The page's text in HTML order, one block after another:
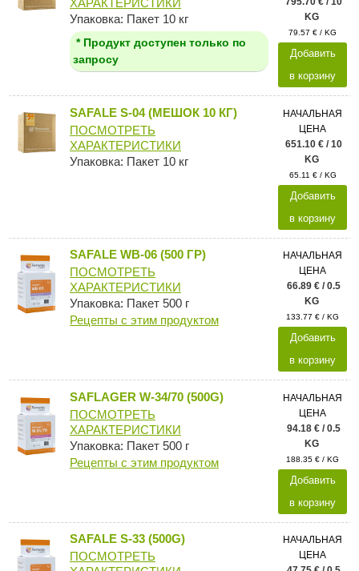
ХАРАКТЕРИСТИКИ
Упаковка: Пакет 10 кг
* Продукт доступен только по
запросу
KG
79.57 € / KG
Добавить
в корзину
SAFALE S-04 (МЕШОК 10 КГ)
ПОСМОТРЕТЬ
ХАРАКТЕРИСТИКИ
Упаковка: Пакет 10 кг
НАЧАЛЬНАЯ
ЦЕНА
651.10 € / 10
KG
65.11 € / KG
Добавить
в корзину
SAFALE WB-06 (500 ГР)
ПОСМОТРЕТЬ
ХАРАКТЕРИСТИКИ
Упаковка: Пакет 500 г
Рецепты с этим продуктом
НАЧАЛЬНАЯ
ЦЕНА
66.89 € / 0.5
KG
133.77 € / KG
Добавить
в корзину
SAFLAGER W-34/70 (500G)
ПОСМОТРЕТЬ
ХАРАКТЕРИСТИКИ
Упаковка: Пакет 500 г
Рецепты с этим продуктом
НАЧАЛЬНАЯ
ЦЕНА
94.18 € / 0.5
KG
188.35 € / KG
Добавить
в корзину
SAFALE S-33 (500G)
ПОСМОТРЕТЬ
НАЧАЛЬНАЯ
ЦЕНА